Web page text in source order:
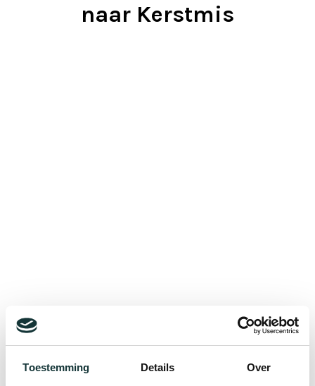
Toestemming Details Over
naar Kerstmis
Bekijk alle blogberichten